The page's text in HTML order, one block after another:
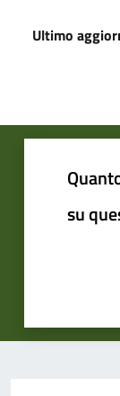
Ultimo
su